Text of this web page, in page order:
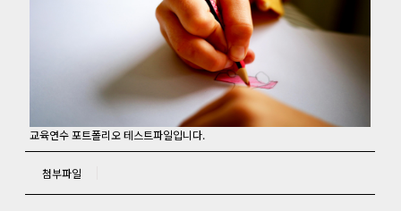
교육연수 포트폴리오 테스트파일입니다.
첨부파일